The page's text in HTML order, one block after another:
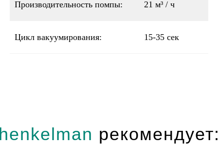
Производительность помпы: 21 м³ / ч
Цикл вакуумирования: 15-35 сек